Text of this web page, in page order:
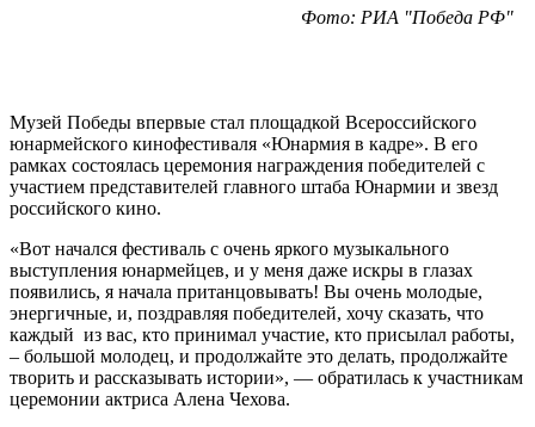
Фото: РИА "Победа РФ"
Музей Победы впервые стал площадкой Всероссийского
юнармейского кинофестиваля «Юнармия в кадре». В его
рамках состоялась церемония награждения победителей с
участием представителей главного штаба Юнармии и звезд
российского кино.
«Вот начался фестиваль с очень яркого музыкального
выступления юнармейцев, и у меня даже искры в глазах
появились, я начала пританцовывать! Вы очень молодые,
энергичные, и, поздравляя победителей, хочу сказать, что
каждый из вас, кто принимал участие, кто присылал работы,
– большой молодец, и продолжайте это делать, продолжайте
творить и рассказывать истории», — обратилась к участникам
церемонии актриса Алена Чехова.